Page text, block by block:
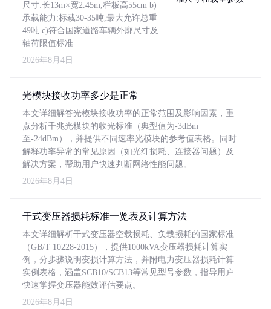
尺寸:长13m×宽2.45m,栏板高55cm b)
承载能力:标载30-35吨,最大允许总重
49吨 c)符合国家道路车辆外廓尺寸及
轴荷限值标准
2026年8月4日
光模块接收功率多少是正常
本文详细解答光模块接收功率的正常范围及影响因素，重
点分析千兆光模块的收光标准（典型值为-3dBm
至-24dBm），并提供不同速率光模块的参考值表格。同时
解释功率异常的常见原因（如光纤损耗、连接器问题）及
解决方案，帮助用户快速判断网络性能问题。
2026年8月4日
干式变压器损耗标准一览表及计算方法
本文详细解析干式变压器空载损耗、负载损耗的国家标准
（GB/T 10228-2015），提供1000kVA变压器损耗计算实
例，分步骤说明变损计算方法，并附电力变压器损耗计算
实例表格，涵盖SCB10/SCB13等常见型号参数，指导用户
快速掌握变压器能效评估要点。
2026年8月4日